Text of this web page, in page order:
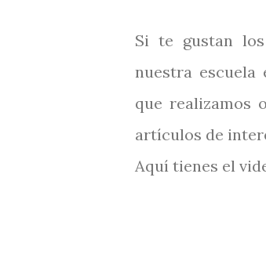
Si te gustan
nuestra
que realizamos
artículos de
Aquí tienes el